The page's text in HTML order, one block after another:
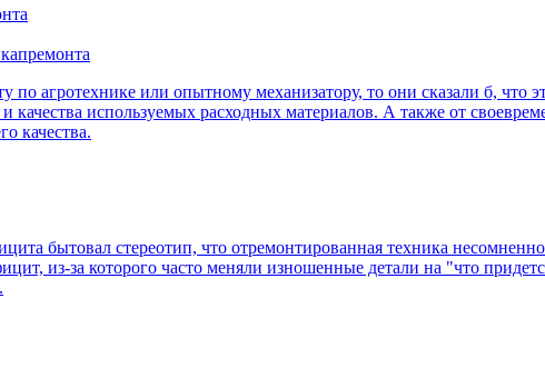
по агротехнике или опытному механизатору, то они сказали б, что
качества используемых расходных материалов. А также от
качества.
бытовал стереотип, что отремонтированная техника
из-за которого часто меняли изношенные детали на "что